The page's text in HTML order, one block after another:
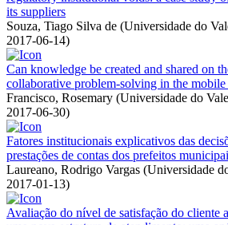
its suppliers
Souza, Tiago Silva de (Universidade do
2017-06-14)
Can knowledge be created and shared on
collaborative problem-solving in the mobile
Francisco, Rosemary (Universidade do
2017-06-30)
Fatores institucionais explicativos das
prestações de contas dos prefeitos
Laureano, Rodrigo Vargas (Universidade
2017-01-13)
Avaliação do nível de satisfação do cliente